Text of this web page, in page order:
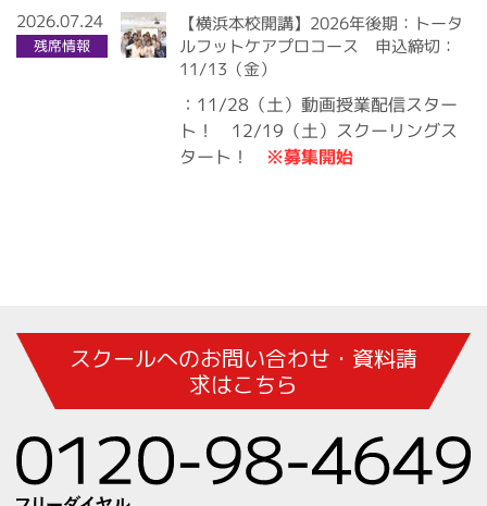
2026.07.24
残席情報
【横浜本校開講】2026年後期：トータ
ルフットケアプロコース 申込締切：
11/13（金）
：11/28（土）動画授業配信スター
ト！ 12/19（土）スクーリングス
タート！ ※募集開始
スクールへのお問い合わせ・資料請
求はこちら